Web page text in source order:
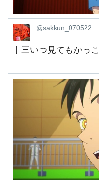
@sakkun_070522
十三いつ見てもかっ